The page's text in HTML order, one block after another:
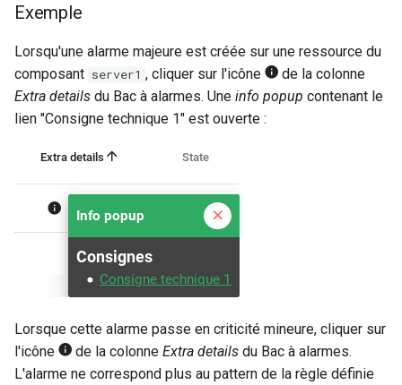
Exemple
Lorsqu'une alarme majeure est créée sur une ressource du
composant server1 , cliquer sur l'icône
de la colonne
Extra details du Bac à alarmes. Une info popup contenant le
lien "Consigne technique 1" est ouverte :
Lorsque cette alarme passe en criticité mineure, cliquer sur
l'icône
de la colonne Extra details du Bac à alarmes.
L'alarme ne correspond plus au pattern de la règle définie